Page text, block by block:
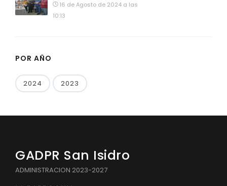
16 de Agosto de 2024 a las
10:13
POR AÑO
2024 2023
GADPR San Isidro
ADMINISTRACION 2023-2027